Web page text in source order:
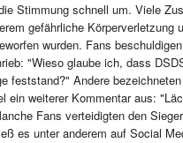
Stimmung schnell um. Viele
gefährliche Körperverletzung
wurden. Fans
"Wieso glaube ich, dass
feststand?" Andere
ein weiterer Kommentar aus:
Fans verteidigten den
es unter anderem auf Social